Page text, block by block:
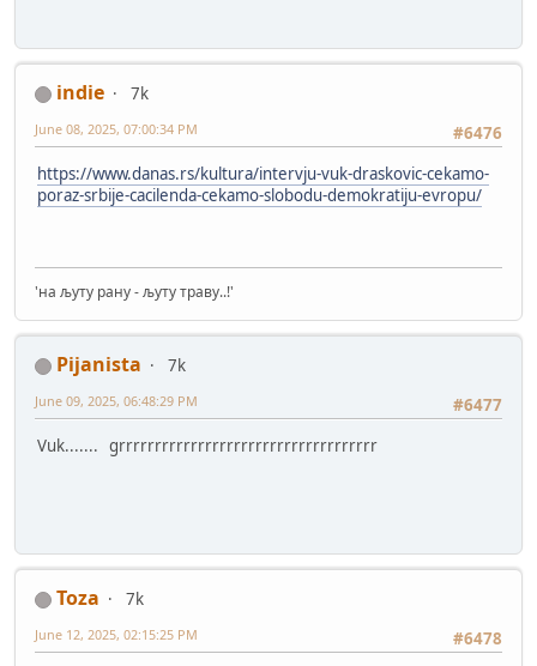
indie
7k
#6476
June 08, 2025, 07:00:34 PM
https://www.danas.rs/kultura/intervju-vuk-draskovic-cekamo-
poraz-srbije-cacilenda-cekamo-slobodu-demokratiju-evropu/
'на љуту рану - љуту траву..!'
Pijanista
7k
#6477
June 09, 2025, 06:48:29 PM
Vuk....... grrrrrrrrrrrrrrrrrrrrrrrrrrrrrrrrrrrr
Toza
7k
#6478
June 12, 2025, 02:15:25 PM